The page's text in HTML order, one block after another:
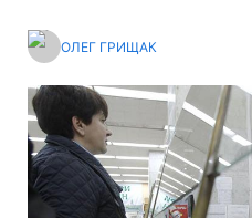
ОЛЕГ ГРИЩАК